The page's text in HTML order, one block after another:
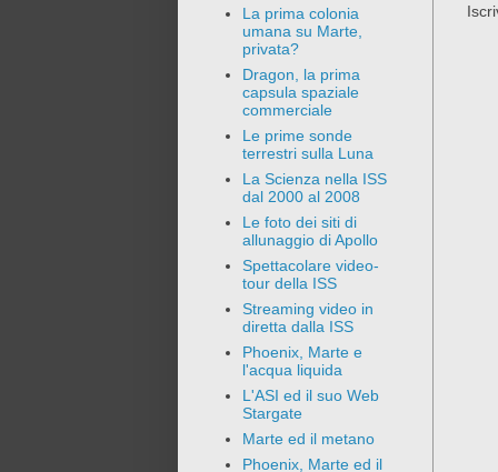
La prima colonia
umana su Marte,
privata?
Dragon, la prima
capsula spaziale
commerciale
Le prime sonde
terrestri sulla Luna
La Scienza nella ISS
dal 2000 al 2008
Le foto dei siti di
allunaggio di Apollo
Spettacolare video-
tour della ISS
Streaming video in
diretta dalla ISS
Phoenix, Marte e
l'acqua liquida
L'ASI ed il suo Web
Stargate
Marte ed il metano
Phoenix, Marte ed il